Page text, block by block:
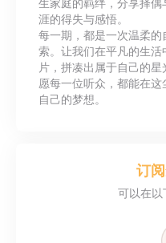
生家庭的羁绊，分享择
涯的得失与感悟。
每一期，都是一次温柔
索。让我们在平凡的生
片，拼凑出属于自己的星
愿每一位听众，都能在
自己的梦想。
订阅
可以在以